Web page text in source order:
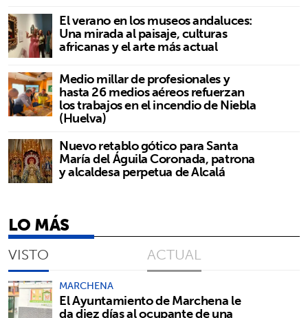
El verano en los museos andaluces:
Una mirada al paisaje, culturas
africanas y el arte más actual
Medio millar de profesionales y
hasta 26 medios aéreos refuerzan
los trabajos en el incendio de Niebla
(Huelva)
Nuevo retablo gótico para Santa
María del Águila Coronada, patrona
y alcaldesa perpetua de Alcalá
LO MÁS
VISTO ACTUAL
MARCHENA
El Ayuntamiento de Marchena le
da diez días al ocupante de una